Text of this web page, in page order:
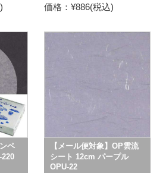
価格：¥886(税込)
ペ
【メール便対象】OP雲流
シート 12cm パープル
OPU-22